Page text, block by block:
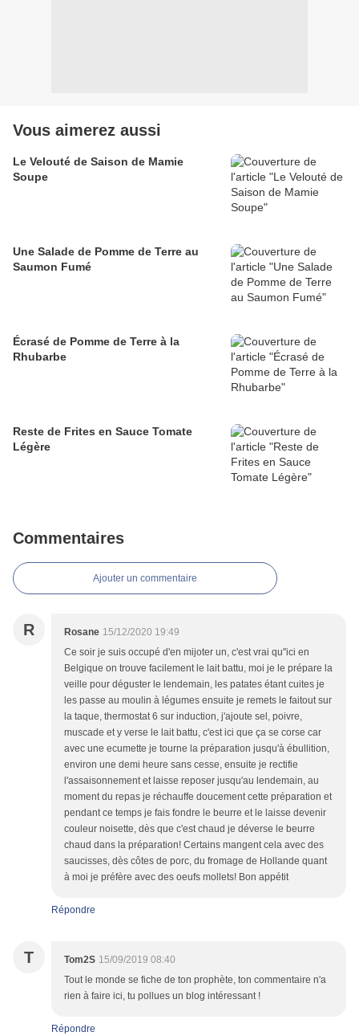
Vous aimerez aussi
Le Velouté de Saison de Mamie
Soupe
Une Salade de Pomme de Terre au
Saumon Fumé
Écrasé de Pomme de Terre à la
Rhubarbe
Reste de Frites en Sauce Tomate
Légère
Commentaires
Ajouter un commentaire
R Rosane 15/12/2020 19:49
Ce soir je suis occupé d'en mijoter un, c'est vrai qu''ici en
Belgique on trouve facilement le lait battu, moi je le prépare la
veille pour déguster le lendemain, les patates étant cuites je
les passe au moulin à légumes ensuite je remets le faitout sur
la taque, thermostat 6 sur induction, j'ajoute sel, poivre,
muscade et y verse le lait battu, c'est ici que ça se corse car
avec une ecumette je tourne la préparation jusqu'à ébullition,
environ une demi heure sans cesse, ensuite je rectifie
l'assaisonnement et laisse reposer jusqu'au lendemain, au
moment du repas je réchauffe doucement cette préparation et
pendant ce temps je fais fondre le beurre et le laisse devenir
couleur noisette, dès que c'est chaud je déverse le beurre
chaud dans la préparation! Certains mangent cela avec des
saucisses, dès côtes de porc, du fromage de Hollande quant
à moi je préfère avec des oeufs mollets! Bon appétit
Répondre
T Tom2S 15/09/2019 08:40
Tout le monde se fiche de ton prophète, ton commentaire n'a
rien à faire ici, tu pollues un blog intéressant !
Répondre